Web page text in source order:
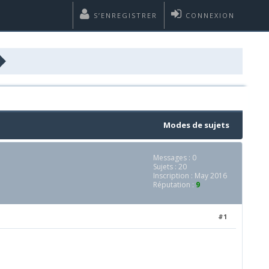
CONNEXION
S’ENREGISTRER
Modes de sujets
Messages : 0
Sujets : 20
Inscription : May 2016
Réputation : 9
#1